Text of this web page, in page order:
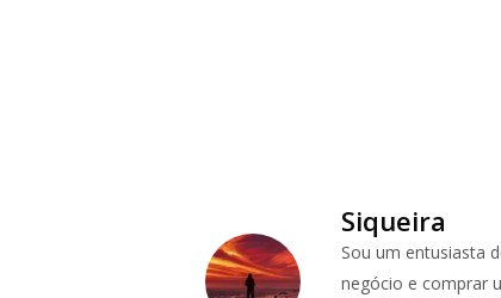
Siqueira
Sou um entusiasta
negócio e comprar